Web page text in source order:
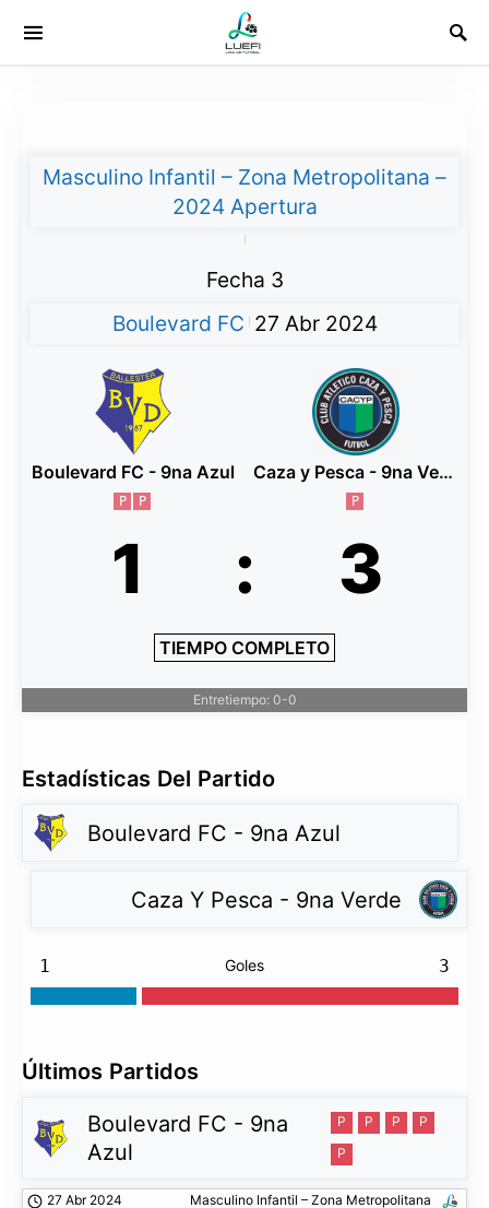
Masculino Infantil – Zona Metropolitana –
2024 Apertura
Fecha 3
Boulevard FC 27 Abr 2024
Boulevard FC - 9na Azul
P P
1 : 3
TIEMPO COMPLETO
Caza y Pesca - 9na Verde
P
Entretiempo: 0-0
Estadísticas Del Partido
Boulevard FC - 9na Azul
Caza Y Pesca - 9na Verde
1 Goles 3
Últimos Partidos
Boulevard FC - 9na
Azul
P P P
P
P
Masculino Infantil – Zona Metropolitana
27 Abr 2024